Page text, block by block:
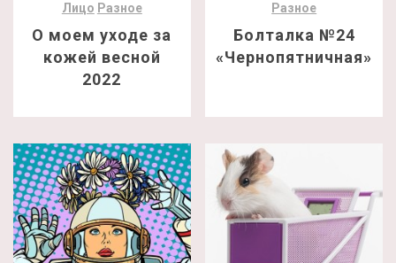
Лицо Разное
О моем уходе за
кожей весной
2022
Разное
Болталка №24
«Чернопятничная»